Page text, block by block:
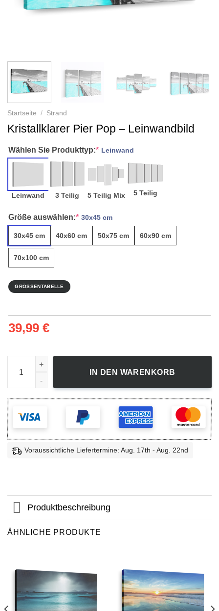
Startseite / Strand
Kristallklarer Pier Pop – Leinwandbild
Wählen Sie Produkttyp:* Leinwand
Leinwand 3 Teilig 5 Teilig Mix 5 Teilig
Größe auswählen:* 30x45 cm
30x45 cm 40x60 cm 50x75 cm 60x90 cm
70x100 cm
GRÖSSENTABELLE
39,99 €
Kristallklarer Pier Pop - Leinwandbild Menge
IN DEN WARENKORB
Voraussichtliche Liefertermine: Aug. 17th - Aug. 22nd
Produktbeschreibung
ÄHNLICHE PRODUKTE